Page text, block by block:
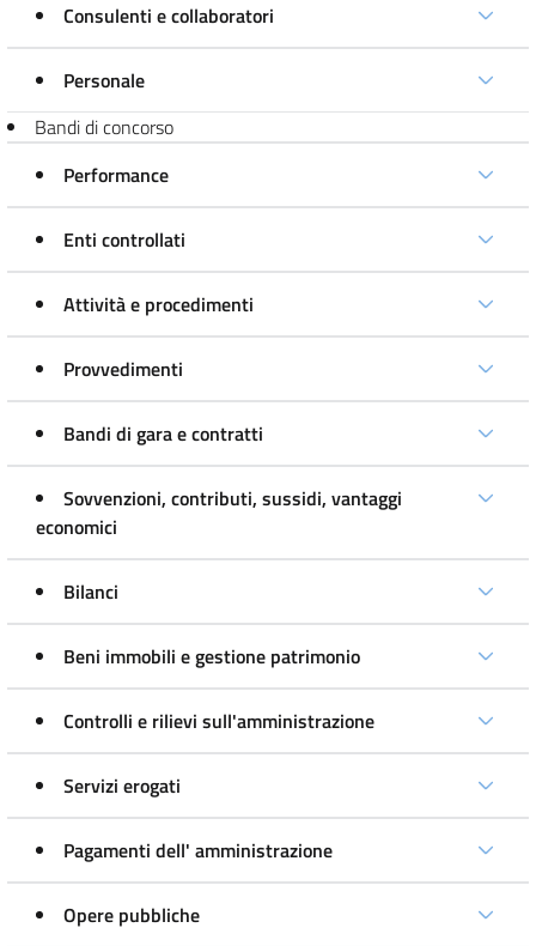
Consulenti e collaboratori
Personale
Bandi di concorso
Performance
Enti controllati
Attività e procedimenti
Provvedimenti
Bandi di gara e contratti
Sovvenzioni, contributi, sussidi, vantaggi
economici
Bilanci
Beni immobili e gestione patrimonio
Controlli e rilievi sull'amministrazione
Servizi erogati
Pagamenti dell' amministrazione
Opere pubbliche